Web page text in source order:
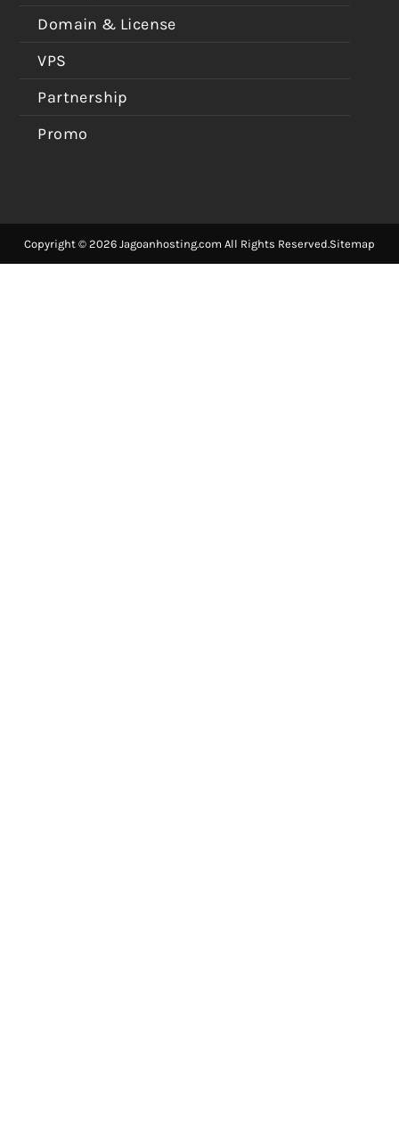
Domain & License
VPS
Partnership
Promo
Copyright © 2026 Jagoanhosting.com All Rights Reserved.Sitemap